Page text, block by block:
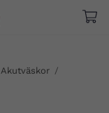
Akutväskor /